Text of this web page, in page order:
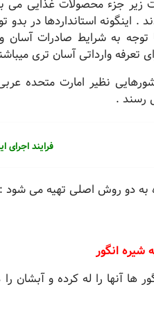
زیر جزء محصولات غذایی می
. اینگونه استانداردها در
توجه به شرایط صادرات
تعرفه وارداتی آسان تری
نظیر امارت متحده
رسند .
فرایند
به دو روش اصلی تهیه می شود :
انگور
ها آنها را له کرده و